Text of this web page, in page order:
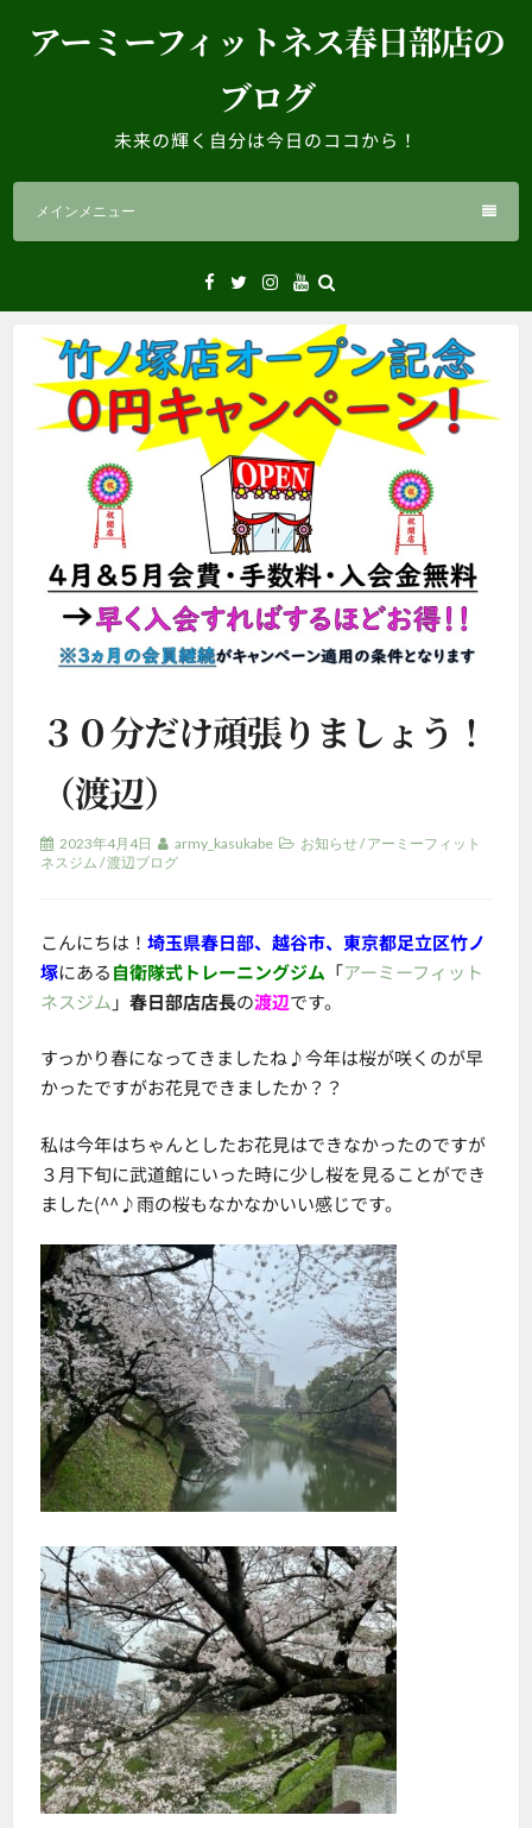
ス
アーミーフィットネス春日部店の
ブログ
未来の輝く自分は今日のココから！
メインメニュー
Facebook
TwitterInstagram
YouTube
３０分だけ頑張りましょう！
（渡辺）
2023年4月4日 army_kasukabe お知らせ/アーミーフィット
ネスジム /渡辺ブログ
こんにちは！ 埼玉県春日部、 越谷市、東京都足立区竹ノ
塚にある自衛隊式トレーニングジム 「アーミーフィット
ネスジム 」 春日部店店長の渡辺です。
すっかり春になってきましたね♪今年は桜が咲くのが早
かったですがお花見できましたか？？
私は今年はちゃんとしたお花見はできなかったのですが
３月下旬に武道館にいった時に少し桜を見ることができ
ました(^^♪雨の桜もなかなかいい感じです。